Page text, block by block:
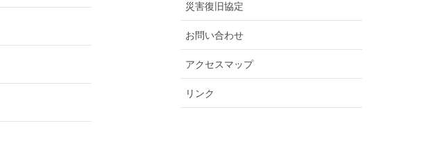
災害復旧協定
お問い合わせ
アクセスマップ
リンク